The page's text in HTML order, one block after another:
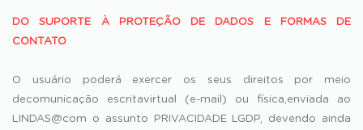
DO SUPORTE À PROTEÇÃO DE DADOS E FORMAS DE
CONTATO
O usuário poderá exercer os seus direitos por meio
decomunicação escritavirtual (e-mail) ou física,enviada ao
LINDAS@com o assunto PRIVACIDADE LGDP, devendo ainda